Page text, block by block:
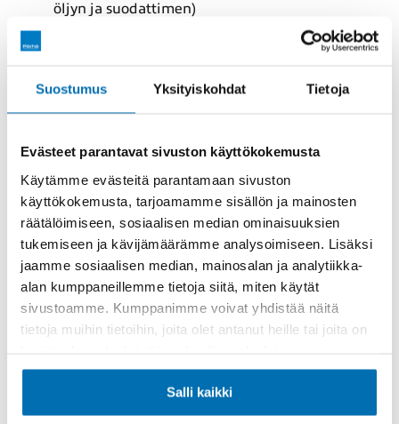
Suostumus Yksityiskohdat Tietoja
Evästeet parantavat sivuston käyttökokemusta
Käytämme evästeitä parantamaan sivuston
käyttökokemusta, tarjoamamme sisällön ja mainosten
räätälöimiseen, sosiaalisen median ominaisuuksien
tukemiseen ja kävijämäärämme analysoimiseen. Lisäksi
jaamme sosiaalisen median, mainosalan ja analytiikka-
alan kumppaneillemme tietoja siitä, miten käytät
sivustoamme. Kumppanimme voivat yhdistää näitä
tietoja muihin tietoihin, joita olet antanut heille tai joita on
Salli kaikki
öljyn ja suodattimen)
Raitisilmasuodattimen vaihto (sisältää
Jäähdytysnesteen pakkaskestävyyden tarkistus
Jarrujärjestelmän nestemäärän tarkastus ja
lisäys tarvittaessa
Laitteistot: mahdollisten vuotojen, rakenneosien
ja johtojen silmämääräinen tarkastus
Ohjaustehostin: nestemäärän tarkastus ja lisäys
tarvittaessa
Moniurahihnan kunnon tarkastus
Valojen suuntauksen tarkistus sekä tarvittaessa
säätö